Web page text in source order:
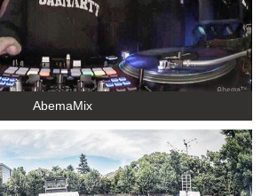
AbemaMix